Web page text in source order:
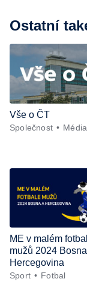
Ostatní
Vše o ČT
Společnost Média
ME v malém
mužů 2024
Hercegovina
Sport Fotbal